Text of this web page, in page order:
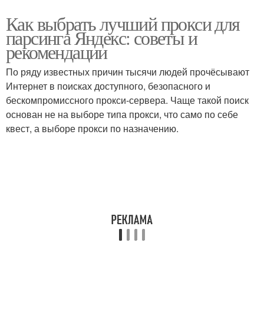
Как выбрать лучший прокси для
парсинга Яндекс: советы и
рекомендации
По ряду известных причин тысячи людей прочёсывают
Интернет в поисках доступного, безопасного и
бескомпромиссного прокси-сервера. Чаще такой поиск
основан не на выборе типа прокси, что само по себе
квест, а выборе прокси по назначению.